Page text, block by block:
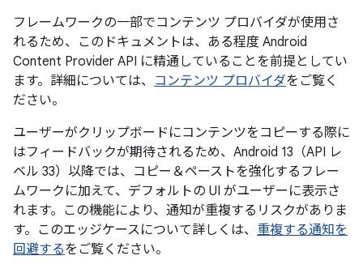
フレームワークの一部でコンテンツ プロバイダが使用さ
れるため、このドキュメントは、ある程度 Android
Content Provider API に精通していることを前提としてい
ます。詳細については、 コンテンツ プロバイダをご覧く
ださい。
ユーザーがクリップボードにコンテンツをコピーする際に
はフィードバックが期待されるため、Android 13（API レ
ベル 33）以降では、コピー＆ペーストを強化するフレー
ムワークに加えて、デフォルトの UI がユーザーに表示さ
れます。この機能により、通知が重複するリスクがありま
す。このエッジケースについて詳しくは、 重複する通知を
回避するをご覧ください。